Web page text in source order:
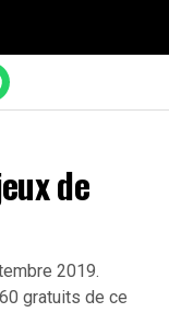
de
2019.
gratuits de ce